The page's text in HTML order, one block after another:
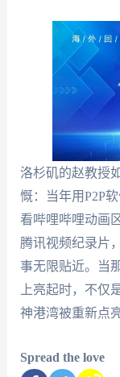
洛杉矶的赵教授
慨：当年用P2P
看哔哩哔哩动画
腾讯视频纪录片
事无限贴近。当
上亮起时，不
神港湾被重新点亮
Spread the love